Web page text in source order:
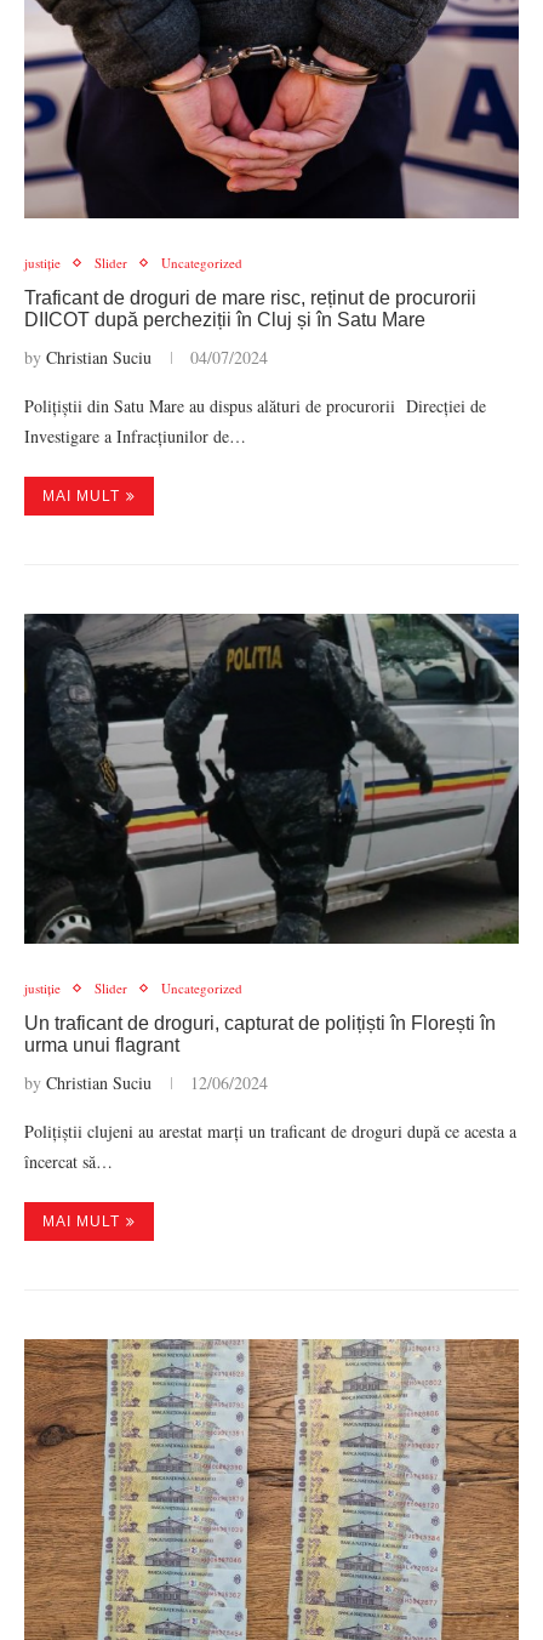
justiție Slider Uncategorized
Traficant de droguri de mare risc, reținut de procurorii
DIICOT după percheziții în Cluj și în Satu Mare
by Christian Suciu 04/07/2024
Polițiștii din Satu Mare au dispus alături de procurorii Direcției de
Investigare a Infracțiunilor de…
MAI MULT
justiție Slider Uncategorized
Un traficant de droguri, capturat de polițiști în Florești în
urma unui flagrant
by Christian Suciu 12/06/2024
Polițiștii clujeni au arestat marți un traficant de droguri după ce acesta a
încercat să…
MAI MULT